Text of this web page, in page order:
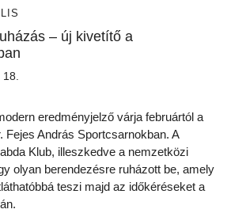
– új kivetítő a
18.
eredményjelző várja februártól a
Fejes András Sportcsarnokban. A
Klub, illeszkedve a nemzetközi
olyan berendezésre ruházott be, amely
teszi majd az időkéréseket a